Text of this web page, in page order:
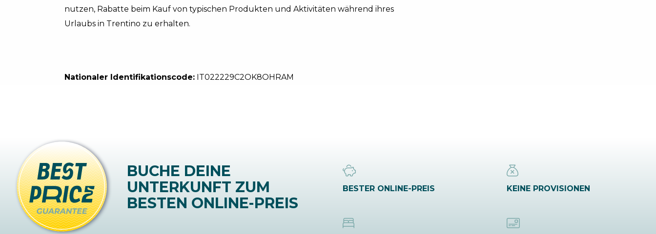
nutzen, Rabatte beim Kauf von typischen Produkten und Aktivitäten während ihres
Urlaubs in Trentino zu erhalten.
Nationaler Identifikationscode: IT022229C2OK8OHRAM
BUCHE DEINE
UNTERKUNFT ZUM
BESTEN ONLINE-PREIS
BESTER ONLINE-PREIS KEINE PROVISIONEN